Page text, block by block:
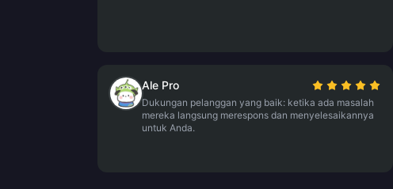
Ale Pro
Dukungan pelanggan yang baik: ketika ada masalah
mereka langsung merespons dan menyelesaikannya
untuk Anda.